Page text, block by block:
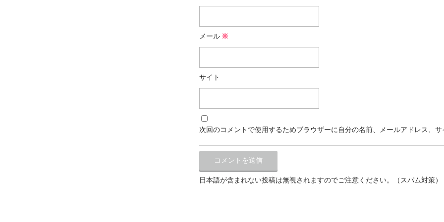
メール ※
サイト
次回のコメントで使用するためブラウザーに自分の名前、メールアドレス、
日本語が含まれない投稿は無視されますのでご注意ください。（スパム対策）